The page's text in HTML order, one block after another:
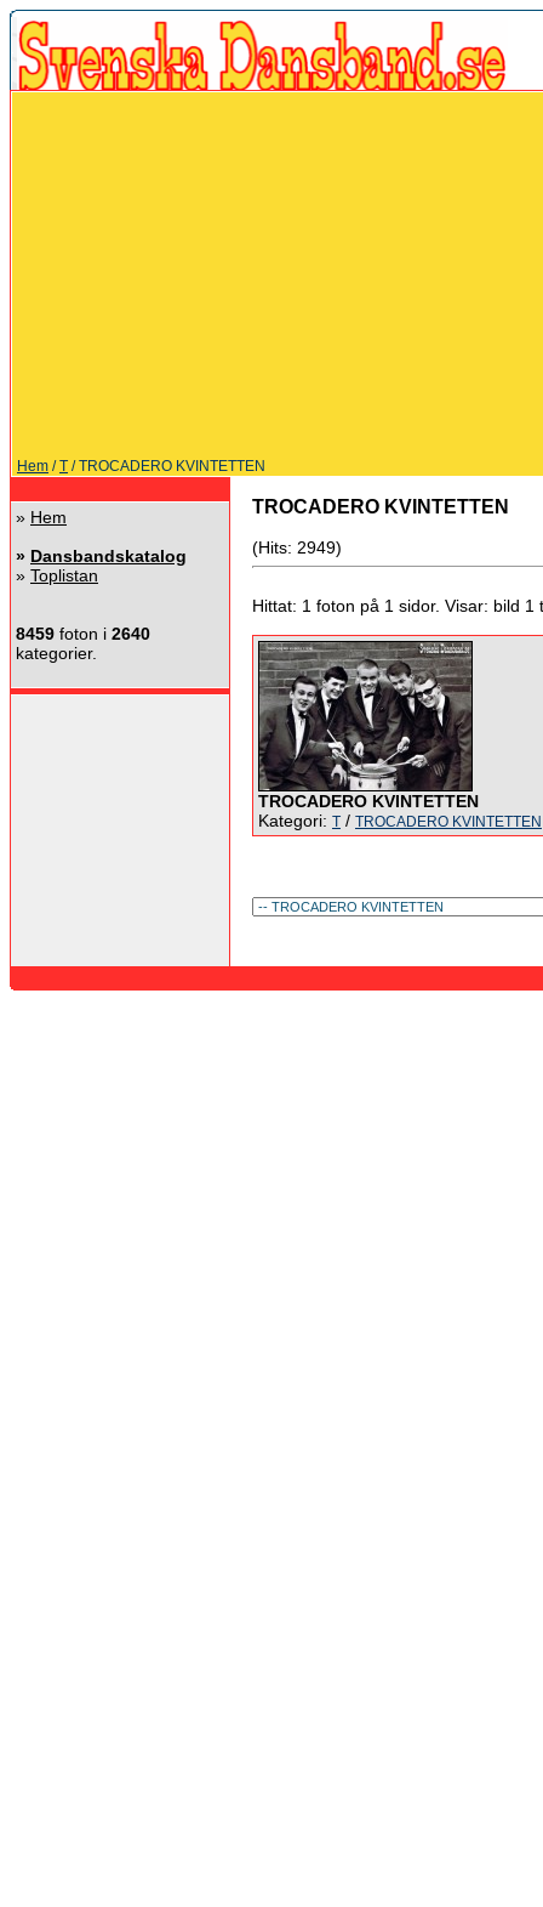
Hem /T / TROCADERO KVINTETTEN
» Hem
» Dansbandskatalog
» Toplistan
8459 foton i 2640
kategorier.
TROCADERO KVINTETTEN
(Hits: 2949)
Hittat: 1 foton på 1 sidor. Visar: bild 1
TROCADERO KVINTETTEN
Kategori: T / TROCADERO KVINTETTEN